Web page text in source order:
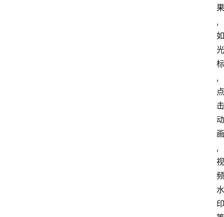
果
,
如
光
标
,
点
击
动
画
,
视
频
水
印